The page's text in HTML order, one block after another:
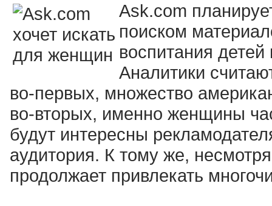
Ask.com
поиском
воспитания
Аналитики
во-первых, множество
во-вторых, именно женщины
будут интересны
аудитория. К тому же,
продолжает привлекать